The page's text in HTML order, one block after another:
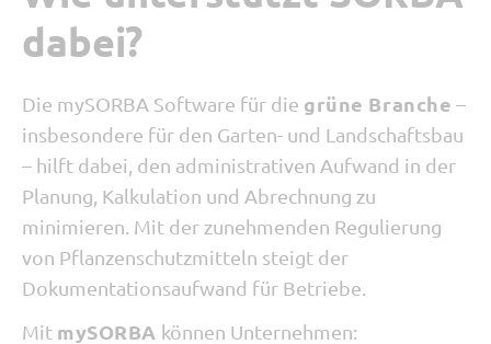
dabei?
Die mySORBA Software für die grüne Branche –
insbesondere für den Garten- und Landschaftsbau
– hilft dabei, den administrativen Aufwand in der
Planung, Kalkulation und Abrechnung zu
minimieren. Mit der zunehmenden Regulierung
von Pflanzenschutzmitteln steigt der
Dokumentationsaufwand für Betriebe.
Mit mySORBA können Unternehmen: